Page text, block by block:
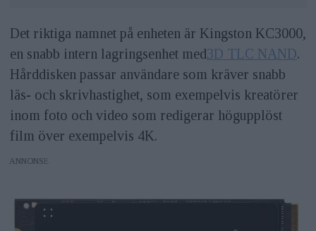
Det riktiga namnet på enheten är Kingston KC3000,
en snabb intern lagringsenhet med3D TLC NAND.
Hårddisken passar användare som kräver snabb
läs- och skrivhastighet, som exempelvis kreatörer
inom foto och video som redigerar högupplöst
film över exempelvis 4K.
ANNONS